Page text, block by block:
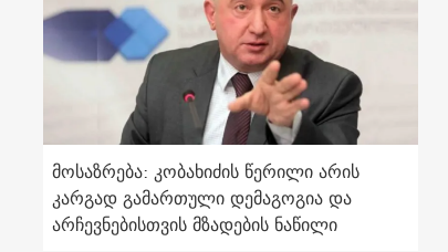
მოსაზრება: კობახიძის წერილი არის
კარგად გამართული დემაგოგია და
არჩევნებისთვის მზადების ნაწილი